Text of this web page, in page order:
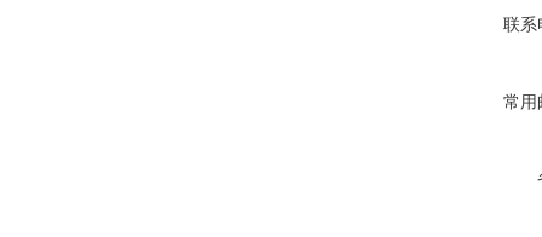
联系
常用